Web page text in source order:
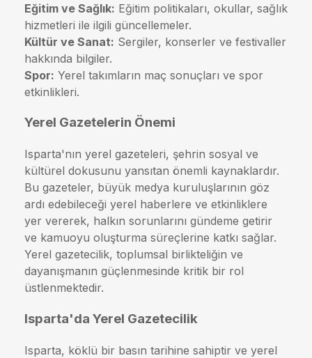
Eğitim ve Sağlık: Eğitim politikaları, okullar, sağlık
hizmetleri ile ilgili güncellemeler.
Kültür ve Sanat: Sergiler, konserler ve festivaller
hakkında bilgiler.
Spor: Yerel takımların maç sonuçları ve spor
etkinlikleri.
Yerel Gazetelerin Önemi
Isparta'nın yerel gazeteleri, şehrin sosyal ve
kültürel dokusunu yansıtan önemli kaynaklardır.
Bu gazeteler, büyük medya kuruluşlarının göz
ardı edebileceği yerel haberlere ve etkinliklere
yer vererek, halkın sorunlarını gündeme getirir
ve kamuoyu oluşturma süreçlerine katkı sağlar.
Yerel gazetecilik, toplumsal birlikteliğin ve
dayanışmanın güçlenmesinde kritik bir rol
üstlenmektedir.
Isparta'da Yerel Gazetecilik
Isparta, köklü bir basın tarihine sahiptir ve yerel